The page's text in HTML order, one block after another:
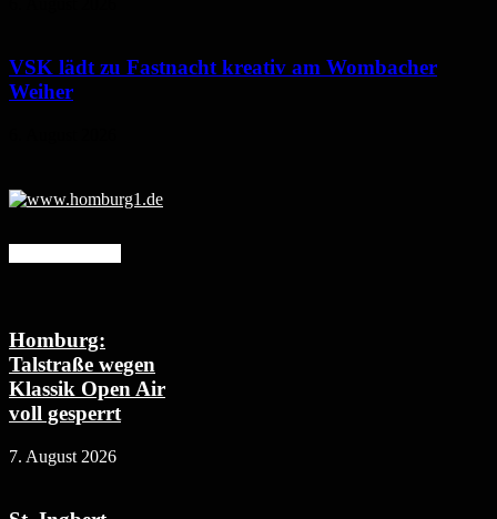
VSK lädt zu Fastnacht kreativ am Wombacher
Weiher
Homburg:
Talstraße wegen
Klassik Open Air
voll gesperrt
7. August 2026